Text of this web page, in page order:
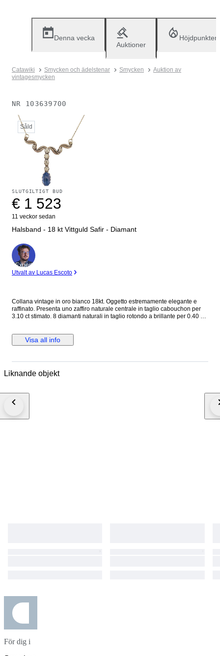
Denna vecka
Auktioner
Höjdpunkter
Catawiki Smycken och ädelstenar Smycken
Auktion av
vintagesmycken
NR 103639700
Såld
SLUTGILTIGT BUD
€ 1 523
11 veckor sedan
Halsband - 18 kt Vittguld Safir - Diamant
Expert
Utvalt av Lucas Escoto
Collana vintage in oro bianco 18kt. Oggetto estremamente elegante e
raffinato. Presenta uno zaffiro naturale centrale in taglio cabouchon per
3.10 ct stimato. 8 diamanti naturali in taglio rotondo a brillante per 0.40 ct
con spedizione tracciata e assicurata. Verrà rilasciato certificato
d'autenticità dell'oggetto con caratteristiche delle pietre e dell'oro.
Visa all info
Liknande objekt
För dig i